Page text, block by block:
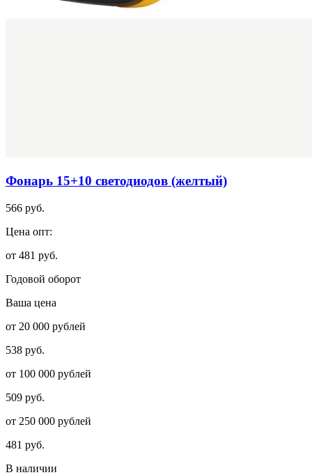
Фонарь 15+10 светодиодов (желтый)
566 руб.
Цена опт:
от 481 руб.
Годовой оборот
Ваша цена
от 20 000 рублей
538 руб.
от 100 000 рублей
509 руб.
от 250 000 рублей
481 руб.
В наличии